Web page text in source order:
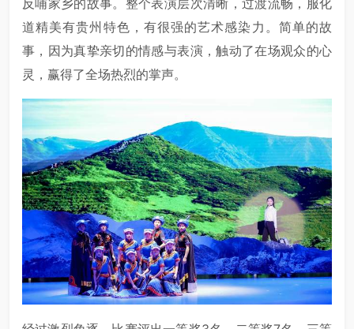
道精美有贵州特色，有很强的艺术感染力。简单的故
事，因为真挚亲切的情感与表演，触动了在场观众的心
灵，赢得了全场热烈的掌声。